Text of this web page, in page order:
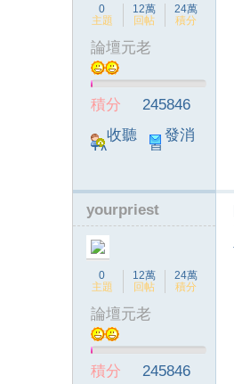
0
主題
12萬
回帖
24萬
積分
論壇元老
積分
245846
收聽
TA
發消
息
yourpriest
0
主題
12萬
回帖
24萬
積分
論壇元老
積分
245846